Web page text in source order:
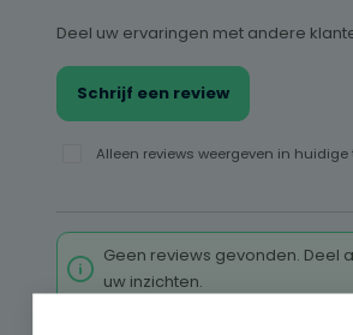
Deel uw ervaringen met andere
Schrijf een review
Alleen reviews weergeven in huidige
Geen reviews gevonden. Deel
uw inzichten.